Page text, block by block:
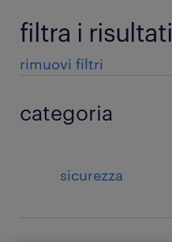
filtra i risultati
rimuovi filtri
categoria
sicurezza